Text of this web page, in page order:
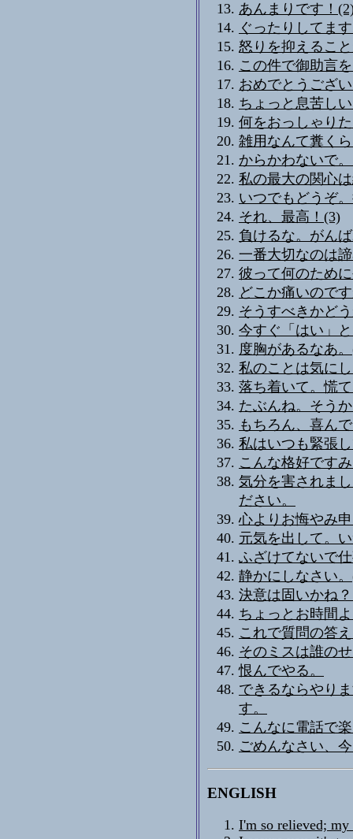
あんまりです！
ぐったりしてま
怒りを抑えるこ
この件で御助言
おめでとうござ
ちょっと息苦し
何をおっしゃり
雑用なんて糞く
からかわないで
私の最大の関心
いつでもどうぞ
それ、最高！(3)
負けるな。がん
一番大切なのは
彼って何のため
どこか痛いので
そうすべきかど
今すぐ「はい」
度胸があるなあ
私のことは気に
落ち着いて。慌
たぶんね。そう
もちろん、喜ん
私はいつも緊張
こんな格好です
気分を害されま
ださい。
心よりお悔やみ
元気を出して。
ふざけてないで
静かにしなさい
決意は固いかね
ちょっとお時間
これで質問の答
そのミスは誰の
恨んでやる。
できるならやり
す。
こんなに電話で
ごめんなさい、
ENGLISH
I'm so relieved;